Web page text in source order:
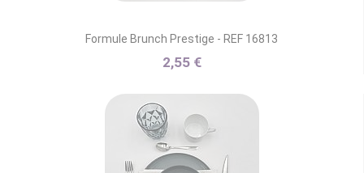
Formule Brunch Prestige - REF 16813
2,55 €